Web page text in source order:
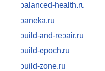
balanced-health.ru
baneka.ru
build-and-repair.ru
build-epoch.ru
build-zone.ru